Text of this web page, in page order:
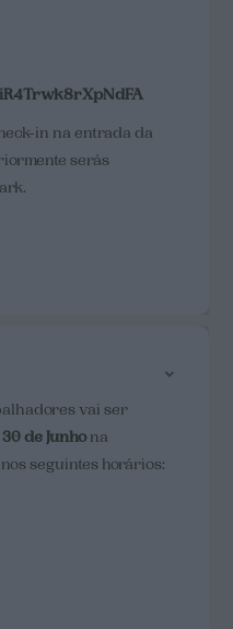
in na entrada da
serás
vai ser
de Junho na
seguintes horários: